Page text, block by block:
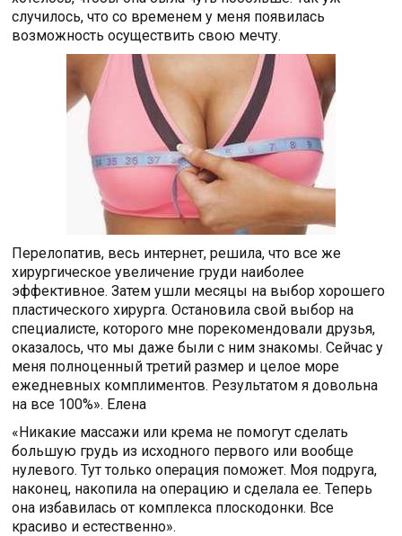
случилось, что со временем у меня появилась
возможность осуществить свою мечту.
Перелопатив, весь интернет, решила, что все же
хирургическое увеличение груди наиболее
эффективное. Затем ушли месяцы на выбор хорошего
пластического хирурга. Остановила свой выбор на
специалисте, которого мне порекомендовали друзья,
оказалось, что мы даже были с ним знакомы. Сейчас у
меня полноценный третий размер и целое море
ежедневных комплиментов. Результатом я довольна
на все 100%». Елена
«Никакие массажи или крема не помогут сделать
большую грудь из исходного первого или вообще
нулевого. Тут только операция поможет. Моя подруга,
наконец, накопила на операцию и сделала ее. Теперь
она избавилась от комплекса плоскодонки. Все
красиво и естественно».